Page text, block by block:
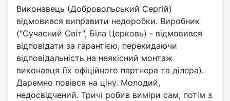
Виконавець (Добровольський Сергій)
відмовився виправити недоробки. Виробник
("Сучасний Світ", Біла Церковь) - відмовився
відповідати за гарантією, перекидаючи
відповідальність на неякісний монтаж
виконавця (їх офіційного партнера та ділера).
Даремно повівся на ціну. Молодий,
недосвідчений. Тричі робив виміри сам, потім з